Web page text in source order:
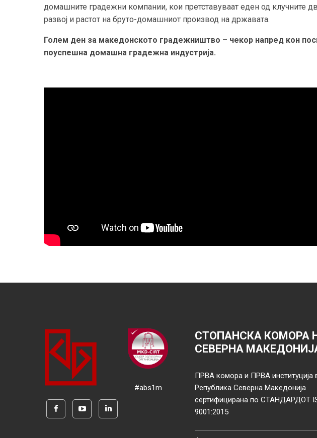
домашните градежни компании, кои претставуваат еден од клучните
развој и растот на бруто-домашниот производ на државата.
Голем ден за македонското градежништво – чекор напред кон
поуспешна домашна градежна индустрија.
#abs1m
СТОПАНСКА КОМОРА
СЕВЕРНА
ПРВА комора и ПРВА институција
Република Северна Македонија
сертифицирана по СТАНДАРДОТ
9001:2015